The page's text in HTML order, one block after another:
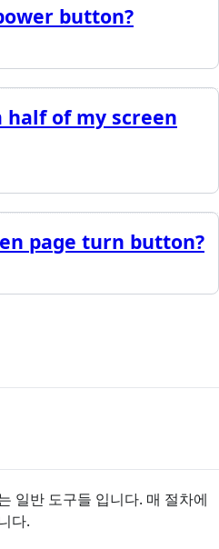
button?
of my screen
page turn button?
일반 도구들 입니다. 매 절차에
다.